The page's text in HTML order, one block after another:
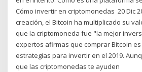
Cómo invertir en criptomonedas 20 Dic
creación, el Bitcoin ha multiplicado su
que la criptomoneda fue "la mejor
expertos afirmas que comprar Bitcoin
estrategias para invertir en el 2019.
que las criptomonedas te ayuden